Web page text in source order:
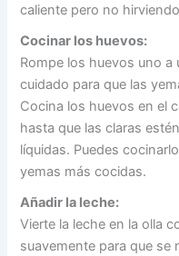
caliente pero no
Cocinar los huevos:
Rompe los huevos uno
cuidado para que las
Cocina los huevos en el
hasta que las claras
líquidas. Puedes
yemas más cocidas.
Añadir la leche:
Vierte la leche en la olla
suavemente para que se